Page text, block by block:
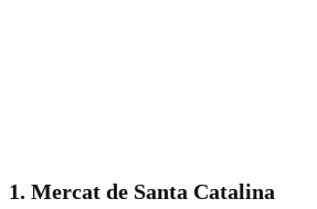
1. Mercat de Santa Catalina